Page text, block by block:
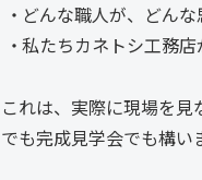
どんな職人が、どん
私たちカネトシ工務
これは、実際に現場を
でも完成見学会でも構い